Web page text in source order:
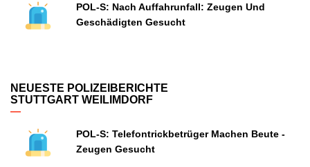
POL-S: Nach Auffahrunfall: Zeugen Und
Geschädigten Gesucht
NEUESTE POLIZEIBERICHTE
STUTTGART WEILIMDORF
POL-S: Telefontrickbetrüger Machen Beute -
Zeugen Gesucht